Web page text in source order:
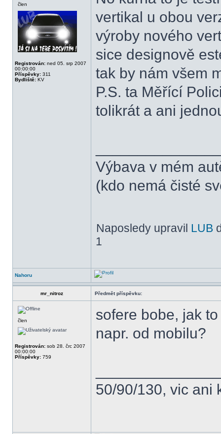
člen
Registrován: ned 05. srp 2007
00:00:00
Příspěvky: 311
Bydliště: KV
vertikal u obou
výroby nového
sice designově
tak by nám všem
P.S. ta Měřící
tolikrát a ani
Výbava v mém
(kdo nemá čisté
Naposledy upravil LUB
1
Nahoru
mr_nitroz Předmět příspěvku:
člen
Registrován: sob 28. črc 2007
00:00:00
Příspěvky: 759
sofere bobe, jak
napr. od mobilu?
50/90/130, vic ani